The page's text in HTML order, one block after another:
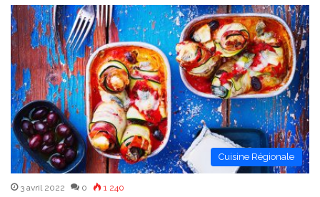
Cuisine Régionale
3 avril 2022 0 1 240